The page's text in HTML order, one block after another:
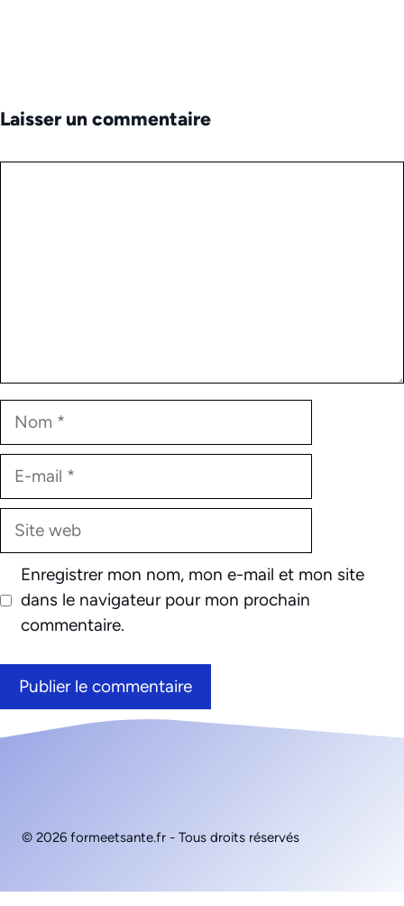
Laisser un commentaire
Nom
E-
Site
Enregistrer mon nom, mon e-mail et mon site
dans le navigateur pour mon prochain
commentaire.
© 2026 formeetsante.fr - Tous droits réservés